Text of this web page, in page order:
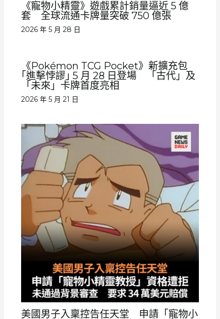
《寵物小精靈》遊戲累計銷量逼近 5 億
套 全球流通卡牌量突破 750 億張
2026 年 5 月 28 日
《Pokémon TCG Pocket》新擴充包
｢進擊悖謬｣ 5 月 28 日登場 「古代」及
「未來」卡牌首度亮相
2026 年 5 月 21 日
美國男子入稟控告任天堂 申請「寵物小